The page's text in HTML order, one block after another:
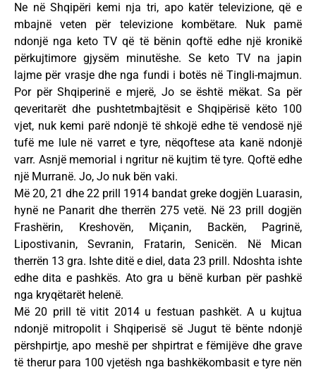
Ne në Shqipëri kemi nja tri, apo katër televizione, që e
mbajnë veten për televizione kombëtare. Nuk pamë
ndonjë nga keto TV që të bënin qoftë edhe një kronikë
përkujtimore gjysëm minutëshe. Se keto TV na japin
lajme për vrasje dhe nga fundi i botës në Tingli-majmun.
Por për Shqiperinë e mjerë, Jo se është mëkat. Sa për
qeveritarët dhe pushtetmbajtësit e Shqipërisë këto 100
vjet, nuk kemi parë ndonjë të shkojë edhe të vendosë një
tufë me lule në varret e tyre, nëqoftese ata kanë ndonjë
varr. Asnjë memorial i ngritur në kujtim të tyre. Qoftë edhe
një Murranë. Jo, Jo nuk bën vaki.
Më 20, 21 dhe 22 prill 1914 bandat greke dogjën Luarasin,
hynë ne Panarit dhe therrën 275 vetë. Në 23 prill dogjën
Frashërin, Kreshovën, Miçanin, Backën, Pagrinë,
Lipostivanin, Sevranin, Fratarin, Senicën. Në Mican
therrën 13 gra. Ishte ditë e diel, data 23 prill. Ndoshta ishte
edhe dita e pashkës. Ato gra u bënë kurban për pashkë
nga kryqëtarët helenë.
Më 20 prill të vitit 2014 u festuan pashkët. A u kujtua
ndonjë mitropolit i Shqiperisë së Jugut të bënte ndonjë
përshpirtje, apo meshë per shpirtrat e fëmijëve dhe grave
të therur para 100 vjetësh nga bashkëkombasit e tyre nën